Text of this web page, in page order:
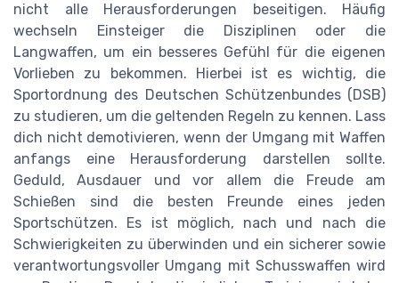
nicht alle Herausforderungen beseitigen. Häufig
wechseln Einsteiger die Disziplinen oder die
Langwaffen, um ein besseres Gefühl für die eigenen
Vorlieben zu bekommen. Hierbei ist es wichtig, die
Sportordnung des Deutschen Schützenbundes (DSB)
zu studieren, um die geltenden Regeln zu kennen. Lass
dich nicht demotivieren, wenn der Umgang mit Waffen
anfangs eine Herausforderung darstellen sollte.
Geduld, Ausdauer und vor allem die Freude am
Schießen sind die besten Freunde eines jeden
Sportschützen. Es ist möglich, nach und nach die
Schwierigkeiten zu überwinden und ein sicherer sowie
verantwortungsvoller Umgang mit Schusswaffen wird